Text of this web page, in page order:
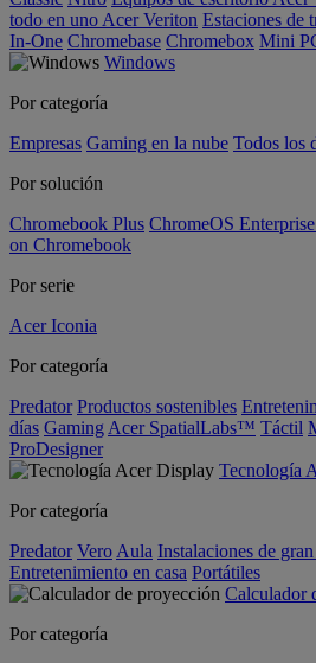
todo en uno Acer Veriton Estaciones de
In-One Chromebase Chromebox Mini
Windows
Por categoría
Empresas Gaming en la nube Todos los
Por solución
Chromebook Plus ChromeOS
on Chromebook
Por serie
Acer Iconia
Por categoría
Predator Productos sostenibles
días Gaming Acer SpatialLabs™ Táctil
ProDesigner
Tecnología
Por categoría
Predator Vero Aula Instalaciones de
Entretenimiento en casa Portátiles
Calculador
Por categoría